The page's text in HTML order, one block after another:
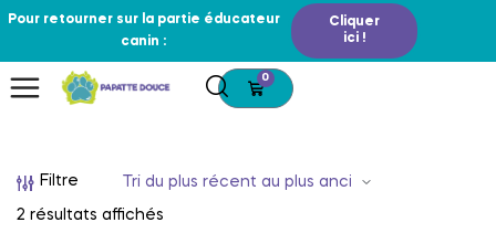
Pour retourner sur la partie éducateur
canin :
Cliquer
ici !
0
Filtre
2 résultats affichés